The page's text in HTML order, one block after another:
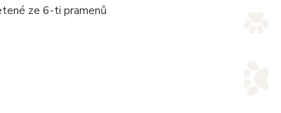
ze 6-ti pramenů